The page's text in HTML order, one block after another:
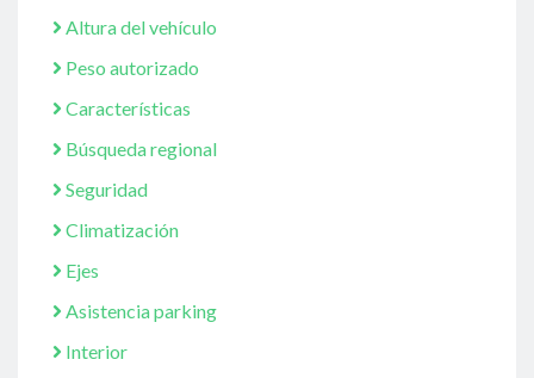
Altura del vehículo
Peso autorizado
Características
Búsqueda regional
Seguridad
Climatización
Ejes
Asistencia parking
Interior